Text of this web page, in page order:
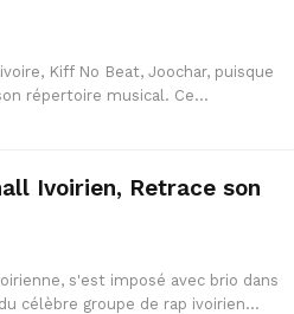
Kiff No Beat, Joochar, puisque
répertoire musical. Ce…
Ivoirien, Retrace son
s'est imposé avec brio dans
célèbre groupe de rap ivoirien…